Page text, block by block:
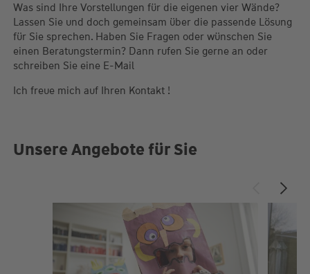
Was sind Ihre Vorstellungen für die eigenen vier Wände?
Lassen Sie und doch gemeinsam über die passende Lösung
für Sie sprechen. Haben Sie Fragen oder wünschen Sie
einen Beratungstermin? Dann rufen Sie gerne an oder
schreiben Sie eine E-Mail
Ich freue mich auf Ihren Kontakt !
Unsere Angebote für Sie